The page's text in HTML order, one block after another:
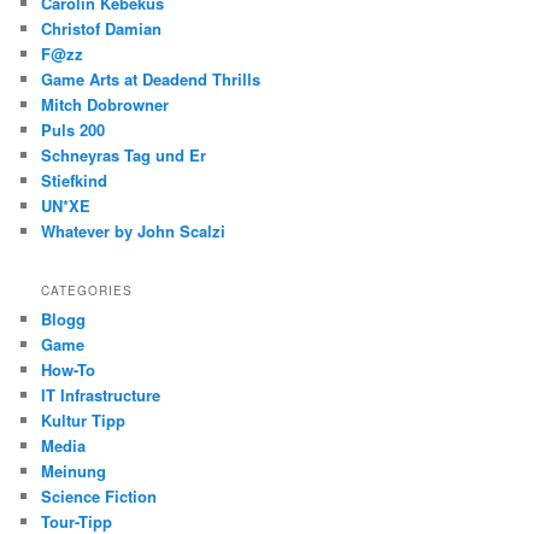
Christof Damian
F@zz
Game Arts at Deadend Thrills
Mitch Dobrowner
Puls 200
Schneyras Tag und Er
Stiefkind
UN*XE
Whatever by John Scalzi
CATEGORIES
Blogg
Game
How-To
IT Infrastructure
Kultur Tipp
Media
Meinung
Science Fiction
Tour-Tipp